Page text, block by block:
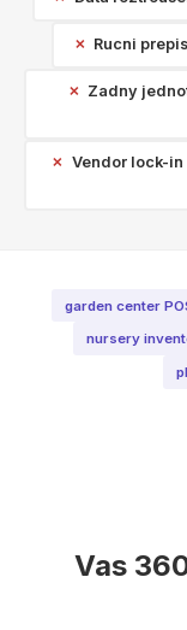
Rucni
Zadny
Vendor lock-
garden center
nursery
Vas